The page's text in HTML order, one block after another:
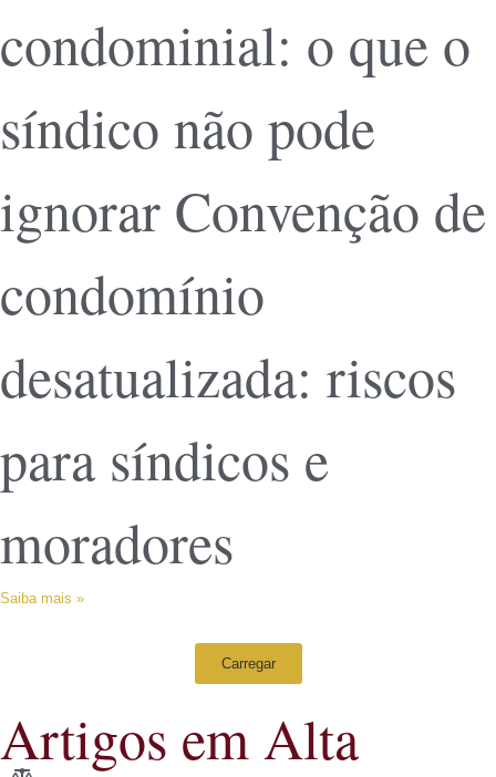
condominial: o que o
síndico não pode
ignorar Convenção de
condomínio
desatualizada: riscos
para síndicos e
moradores
Saiba mais »
Carregar
Artigos em Alta